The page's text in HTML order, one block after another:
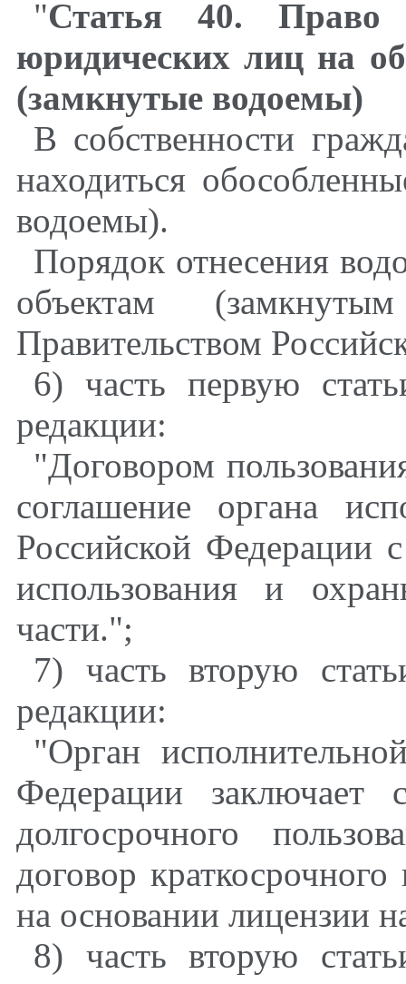
"Статья 40. Право
юридических лиц на
(замкнутые водоемы)
В собственности
находиться
водоемы).
Порядок отнесения
объектам
Правительством
6) часть первую
редакции:
"Договором
соглашение органа
Российской Федерации
использования и
части.";
7) часть вторую
редакции:
"Орган
Федерации заключает
долгосрочного
договор
на основании лицензии
8) часть вторую